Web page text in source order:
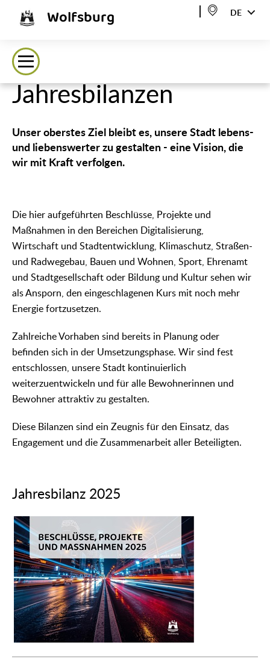
Wolfsburg DE
Jahresbilanzen
Unser oberstes Ziel bleibt es, unsere Stadt lebens-
und liebenswerter zu gestalten - eine Vision, die
wir mit Kraft verfolgen.
Die hier aufgeführten Beschlüsse, Projekte und
Maßnahmen in den Bereichen Digitalisierung,
Wirtschaft und Stadtentwicklung, Klimaschutz, Straßen-
und Radwegebau, Bauen und Wohnen, Sport, Ehrenamt
und Stadtgesellschaft oder Bildung und Kultur sehen wir
als Ansporn, den eingeschlagenen Kurs mit noch mehr
Energie fortzusetzen.
Zahlreiche Vorhaben sind bereits in Planung oder
befinden sich in der Umsetzungsphase. Wir sind fest
entschlossen, unsere Stadt kontinuierlich
weiterzuentwickeln und für alle Bewohnerinnen und
Bewohner attraktiv zu gestalten.
Diese Bilanzen sind ein Zeugnis für den Einsatz, das
Engagement und die Zusammenarbeit aller Beteiligten.
Jahresbilanz 2025